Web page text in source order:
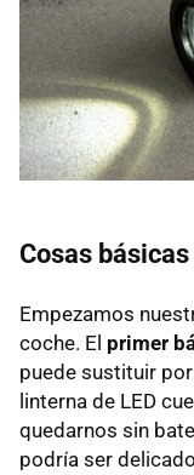
Cosas
Empezamos
coche. El primer
puede sustituir
linterna de LED
quedarnos sin
podría ser